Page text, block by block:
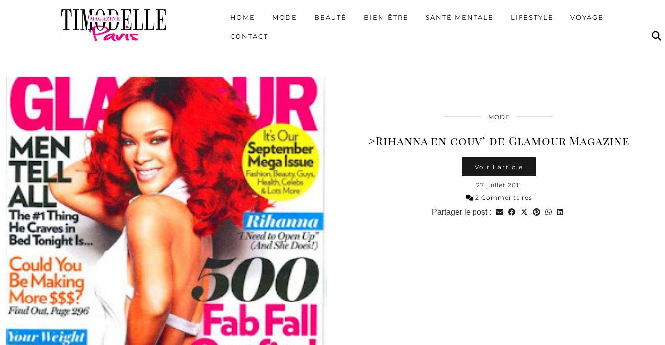
HOME MODE BEAUTÉ BIEN-ÊTRE SANTÉ MENTALE LIFESTYLE VOYAGE
CONTACT
MODE
>Rihanna en couv’ de Glamour Magazine
Voir l’article
27 juillet 2011
2 Commentaires
Partager le post :